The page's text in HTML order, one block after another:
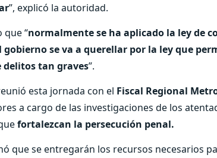
”, explicó la autoridad.
que “normalmente se ha aplicado la ley de
gobierno se va a querellar por la ley que
delitos tan graves”.
esta jornada con el Fiscal Regional
a cargo de las investigaciones de los
fortalezcan la persecución penal.
que se entregarán los recursos necesarios